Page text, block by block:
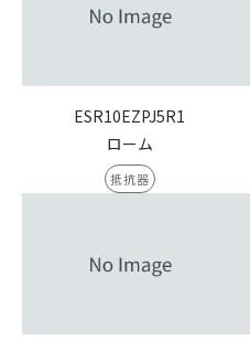
ESR10EZPJ5R1
ローム
抵抗器